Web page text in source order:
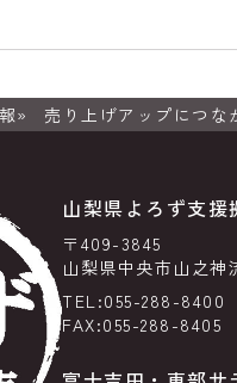
売り上げアップにつな
山梨県よろず支援
〒409-3845
山梨県中央市山之神
TEL:055-288-8400
FAX:055-288-8405